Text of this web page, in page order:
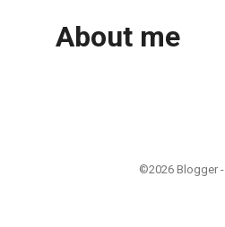
About me
©2026 Blogger -